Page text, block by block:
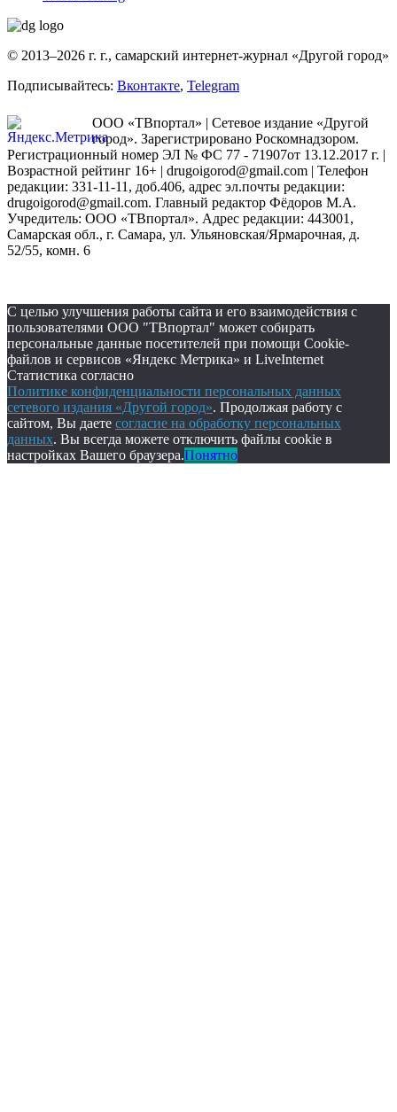
© 2013–2026 г. г., самарский интернет-журнал «Другой город»
Подписывайтесь: Вконтакте, Telegram
ООО «ТВпортал» | Сетевое издание «Другой
город». Зарегистрировано Роскомнадзором.
Регистрационный номер ЭЛ № ФС 77 - 71907от 13.12.2017 г. |
Возрастной рейтинг 16+ | drugoigorod@gmail.com | Телефон
редакции: 331-11-11, доб.406, адрес эл.почты редакции:
drugoigorod@gmail.com. Главный редактор Фёдоров М.А.
Учредитель: ООО «ТВпортал». Адрес редакции: 443001,
Самарская обл., г. Самара, ул. Ульяновская/Ярмарочная, д.
52/55, комн. 6
С целью улучшения работы сайта и его взаимодействия с
пользователями ООО "ТВпортал" может собирать
персональные данные посетителей при помощи Cookie-
файлов и сервисов «Яндекс Метрика» и LiveInternet
Статистика согласно
Политике конфиденциальности персональных данных
сетевого издания «Другой город». Продолжая работу с
сайтом, Вы даете согласие на обработку персональных
данных. Вы всегда можете отключить файлы cookie в
настройках Вашего браузера.Понятно